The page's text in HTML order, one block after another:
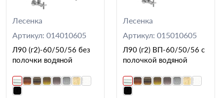
Лесенка
Артикул: 014010605
Л90 (г2)-60/50/56 без
полочки водяной
Лесенка
Артикул: 015010605
Л90 (г2) ВП-60/50/56 с
полочкой водяной